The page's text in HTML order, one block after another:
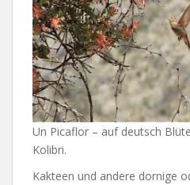
Un Picaflor – auf deutsch
Kolibri.
Kakteen und andere dornige